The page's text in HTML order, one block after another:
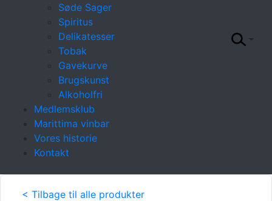
Søde Sager
Spiritus
Delikatesser
Tobak
Gavekurve
Brugskunst
Alkoholfri
Medlemsklub
Marittima vinbar
Vores historie
Kontakt
< Tilbage til alle produkter